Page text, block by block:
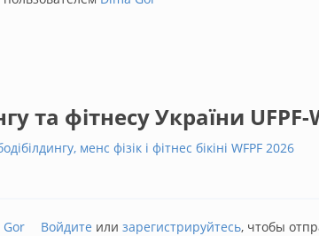
та фітнесу України UFPF-
менс фізік і фітнес бікіні WFPF 2026
та фітнес бікіні в Україні в 2026 році
Gor Войдите или зарегистрируйтесь, чтобы